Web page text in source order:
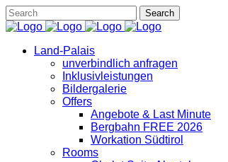
Land-Palais
unverbindlich anfragen
Inklusivleistungen
Bildergalerie
Offers
Angebote & Last Minute
Bergbahn FREE 2026
Workation Südtirol
Rooms